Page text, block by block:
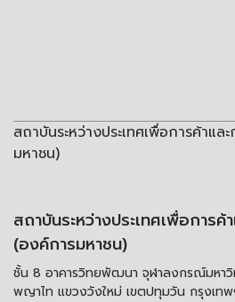
สถาบันระหว่างประเทศเพื่อการค้าแ
มหาชน)
สถาบันระหว่างประเทศเพื่อการ
(องค์การมหาชน)
ชั้น 8 อาคารวิทยพัฒนา จุฬาลงกรณ์มหา
พญาไท แขวงวังใหม่ เขตปทุมวัน กรุงเท